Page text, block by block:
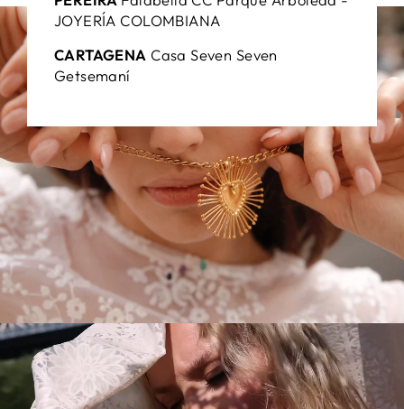
JOYERÍA COLOMBIANA
CARTAGENA Casa Seven Seven
Getsemaní